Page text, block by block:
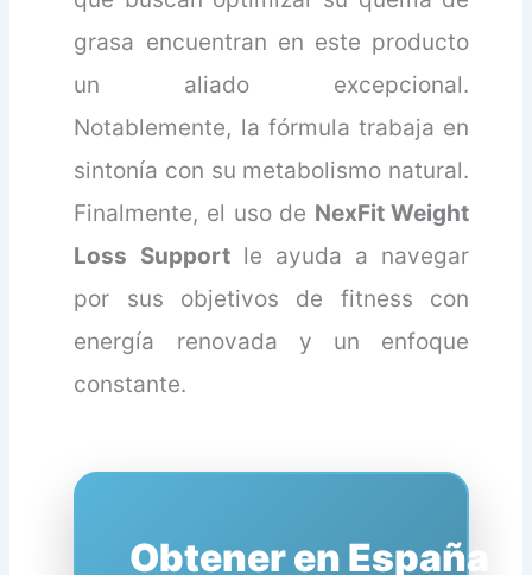
grasa encuentran en este producto
un aliado excepcional.
Notablemente, la fórmula trabaja en
sintonía con su metabolismo natural.
Finalmente, el uso de NexFit Weight
Loss Supportle ayuda a navegar
por sus objetivos de fitness con
energía renovada y un enfoque
constante.
Obtener en España